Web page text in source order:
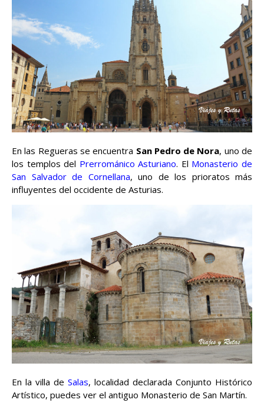
En las Regueras se encuentra San Pedro de Nora, uno de
los templos del Prerrománico Asturiano. El Monasterio de
San Salvador de Cornellana, uno de los prioratos más
influyentes del occidente de Asturias.
En la villa de Salas, localidad declarada Conjunto Histórico
Artístico, puedes ver el antiguo Monasterio de San Martín.